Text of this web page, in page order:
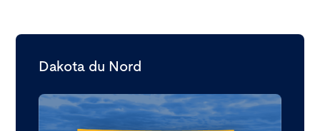
Dakota du Nord